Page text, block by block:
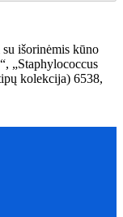
išorinėmis kūno
„Staphylococcus
kolekcija) 6538,